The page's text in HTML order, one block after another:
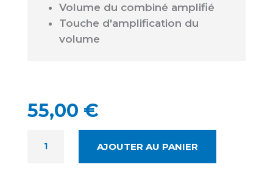
Volume du combiné amplifié
Touche d'amplification du
volume
55,00 €
AJOUTER AU PANIER